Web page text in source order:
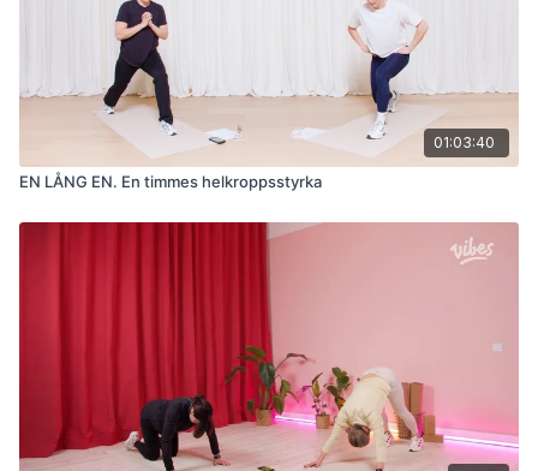
01:03:40
EN LÅNG EN. En timmes helkroppsstyrka